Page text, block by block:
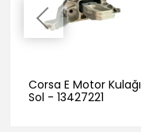
Corsa E Motor Kulağı
Sol - 13427221